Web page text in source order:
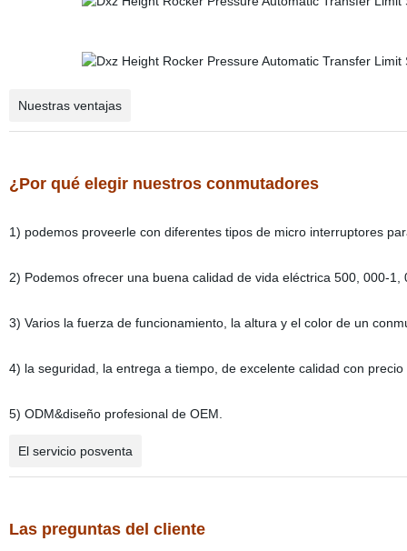
Nuestras ventajas
¿Por qué elegir nuestros conmutadores
1) podemos proveerle con diferentes tipos de micro interruptores
2) Podemos ofrecer una buena calidad de vida eléctrica 500, 000-1,
3) Varios la fuerza de funcionamiento, la altura y el color de un
4) la seguridad, la entrega a tiempo, de excelente calidad con precio
5) ODM&diseño profesional de OEM.
El servicio posventa
Las preguntas del cliente